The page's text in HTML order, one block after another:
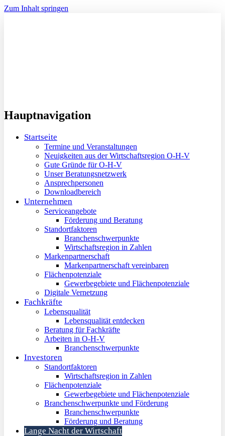
Zum Inhalt springen
Hauptnavigation
Startseite
Termine und Veranstaltungen
Neuigkeiten aus der Wirtschaftsregion O-H-V
Gute Gründe für O-H-V
Unser Beratungsnetzwerk
Ansprechpersonen
Downloadbereich
Unternehmen
Serviceangebote
Förderung und Beratung
Standortfaktoren
Branchenschwerpunkte
Wirtschaftsregion in Zahlen
Markenpartnerschaft
Markenpartnerschaft vereinbaren
Flächenpotenziale
Gewerbegebiete und Flächenpotenziale
Digitale Vernetzung
Fachkräfte
Lebensqualität
Lebensqualität entdecken
Beratung für Fachkräfte
Arbeiten in O-H-V
Branchenschwerpunkte
Investoren
Standortfaktoren
Wirtschaftsregion in Zahlen
Flächenpotenziale
Gewerbegebiete und Flächenpotenziale
Branchenschwerpunkte und Förderung
Branchenschwerpunkte
Förderung und Beratung
Lange Nacht der Wirtschaft